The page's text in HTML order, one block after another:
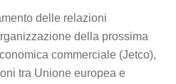
delle relazioni
della prossima
commerciale (Jetco),
tra Unione europea e